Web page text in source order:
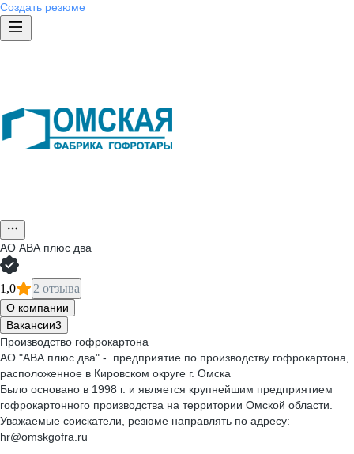
Создать резюме
АО АВА плюс два
1,0 2 отзыва
О компании
Вакансии3
Производство гофрокартона
АО "АВА плюс два" - предприятие по производству гофрокартона,
расположенное в Кировском округе г. Омска
Было основано в 1998 г. и является крупнейшим предприятием
гофрокартонного производства на территории Омской области.
Уважаемые соискатели, резюме направлять по адресу:
hr@omskgofra.ru